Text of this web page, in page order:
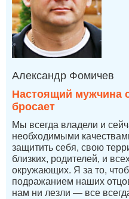
Александр Фомичев
Настоящий мужчина
бросает
Мы всегда владели и
необходимыми
защитить себя, свою
близких, родителей, и
окружающих. Я за то,
подражанием наших
нам ни лезли — все